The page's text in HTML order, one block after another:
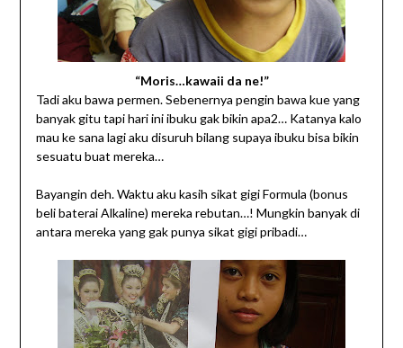
“Moris…kawaii da ne!”
Tadi aku bawa permen. Sebenernya pengin bawa kue yang
banyak gitu tapi hari ini ibuku gak bikin apa2… Katanya kalo
mau ke sana lagi aku disuruh bilang supaya ibuku bisa bikin
sesuatu buat mereka…
Bayangin deh. Waktu aku kasih sikat gigi Formula (bonus
beli baterai Alkaline) mereka rebutan…! Mungkin banyak di
antara mereka yang gak punya sikat gigi pribadi…